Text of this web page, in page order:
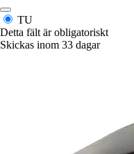
TU
Detta fält är obligatoriskt
Skickas inom 33 dagar